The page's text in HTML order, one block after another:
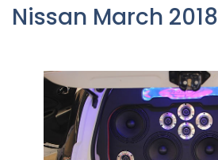
Nissan March 2018